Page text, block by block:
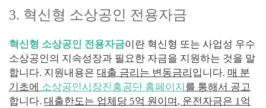
3. 혁신형 소상공인 전용자금
혁신형 소상공인 전용자금이란 혁신형 또는 사업성 우수
소상공인의 지속성장과 필요한 자금을 지원하는 것을 말
합니다. 지원내용은 대출 금리는 변동금리 입니다. 매 분
기초에 소상공인시장진흥공단 홈페이지 를 통해서 공고
합니다. 대출한도는 업체당 5억 원이며 , 운전자금은 1억